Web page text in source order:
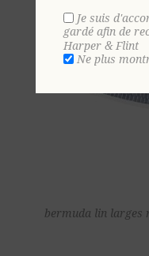
bermuda lin larges
Je suis
gardé afin de
Harper & Flint
Ne plus